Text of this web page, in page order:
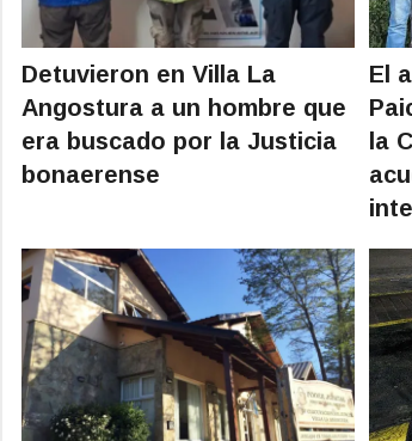
Detuvieron en Villa La
Angostura a un hombre que
era buscado por la Justicia
bonaerense
El
la